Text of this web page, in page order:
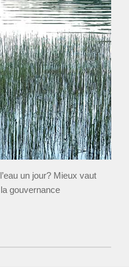
un jour? Mieux vaut
gouvernance